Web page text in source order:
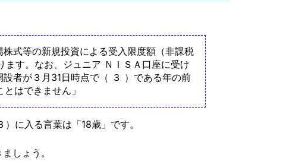
式等の新規投資による受入限度額（非課税
す。なお、ジュニア ＮＩＳＡ口座に受け
者が３月31日時点で（ ３ ）である年の前
はできません」
に入る言葉は「18歳」です。
しょう。